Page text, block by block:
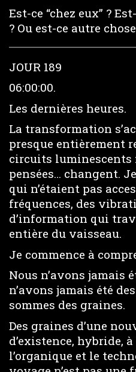
Est-ce “chez eux” ?
? Ou est-ce autre
JOUR 189
06:00:00.
Les dernières heures.
La transformation
presque entièrement
circuits luminescents
pensées… changent.
qui n’étaient pas
fréquences, des
d’information qui
entière du vaisseau.
Je commence à
Nous n’avons jamais
n’avons jamais été
sommes des graines.
Des graines d’une
d’existence, hybride,
l’organique et le